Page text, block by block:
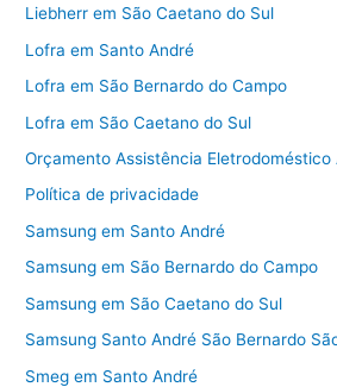
Liebherr em São Caetano do Sul
Lofra em Santo André
Lofra em São Bernardo do Campo
Lofra em São Caetano do Sul
Orçamento Assistência Eletrodoméstico
Política de privacidade
Samsung em Santo André
Samsung em São Bernardo do Campo
Samsung em São Caetano do Sul
Samsung Santo André São Bernardo
Smeg em Santo André